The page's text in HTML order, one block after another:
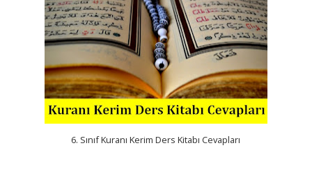
6. Sınıf Kuranı Kerim Ders Kitabı Cevapları